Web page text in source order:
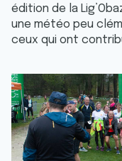
édition de la
une météo peu
ceux qui ont